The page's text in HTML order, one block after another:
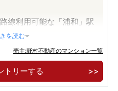
線利用可能な「浦和」駅
庁が集積する「高砂」エリ
×南向き中心の開放感あふ
を読む
売主:野村不動産のマンション一覧
トリーする